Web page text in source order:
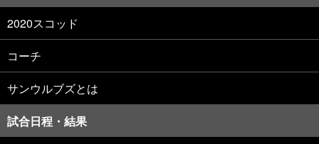
2020スコッド
コーチ
サンウルブズとは
試合日程・結果